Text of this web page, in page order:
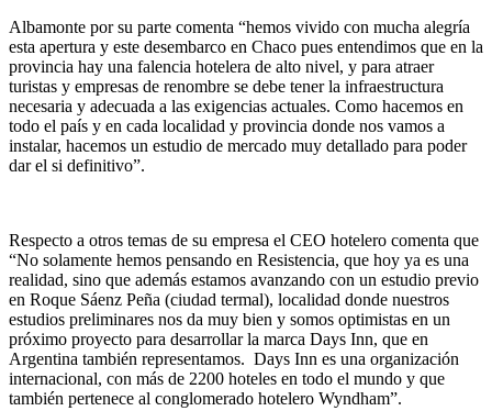
Albamonte por su parte comenta “hemos vivido con mucha alegría
esta apertura y este desembarco en Chaco pues entendimos que en la
provincia hay una falencia hotelera de alto nivel, y para atraer
turistas y empresas de renombre se debe tener la infraestructura
necesaria y adecuada a las exigencias actuales. Como hacemos en
todo el país y en cada localidad y provincia donde nos vamos a
instalar, hacemos un estudio de mercado muy detallado para poder
dar el si definitivo”.
Respecto a otros temas de su empresa el CEO hotelero comenta que
“No solamente hemos pensando en Resistencia, que hoy ya es una
realidad, sino que además estamos avanzando con un estudio previo
en Roque Sáenz Peña (ciudad termal), localidad donde nuestros
estudios preliminares nos da muy bien y somos optimistas en un
próximo proyecto para desarrollar la marca Days Inn, que en
Argentina también representamos. Days Inn es una organización
internacional, con más de 2200 hoteles en todo el mundo y que
también pertenece al conglomerado hotelero Wyndham”.